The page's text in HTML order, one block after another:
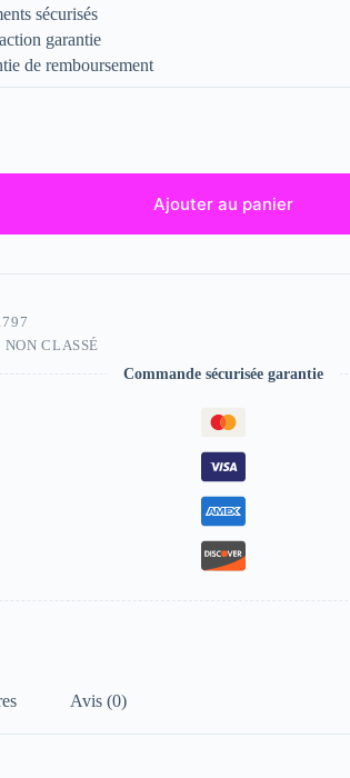
sécurisés
garantie
de remboursement
Ajouter au panier
NON CLASSÉ
Commande sécurisée garantie
Avis (0)